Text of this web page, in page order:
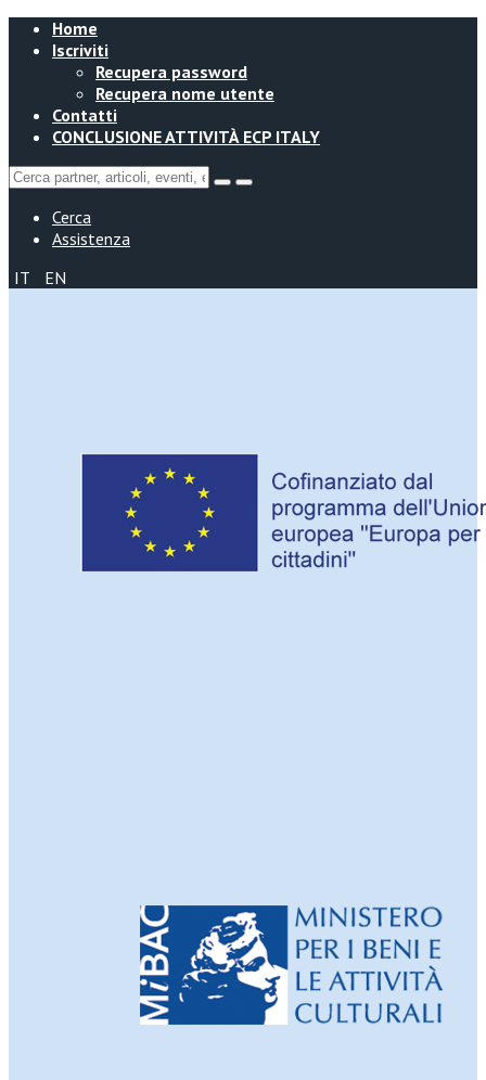
Home
Iscriviti
Recupera password
Recupera nome utente
Contatti
CONCLUSIONE ATTIVITÀ ECP ITALY
Cerca
Assistenza
IT
EN